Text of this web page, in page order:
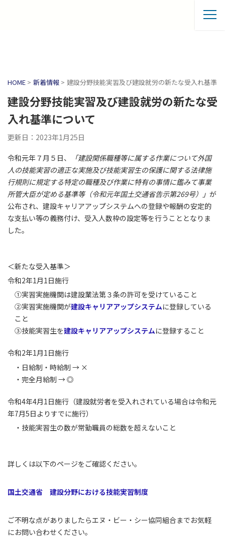
HOME > 新着情報 > 建設分野技能実習及び建設就労の新たな受入れ基準
建設分野技能実習及び建設就労の新たな受
入れ基準について
更新日：2023年1月25日
令和元年７月５日、
「建設関係職種等に属する作業について外国
人の技能実習の適正な実施及び技能実習生の保護に関する法律施
行規則に規定する特定の職種及び作業に特有の事情に鑑みて事業
所管大臣が定める基準等（令和元年国土交通省告示第269号）」 が
公布され、建設キャリアアップシステムへの登録や報酬の安定的
な支払い等の義務付け、受入人数枠の設定等を行うこととなりま
した。
＜新たな受入基準＞
令和2年1月1日施行
①実習実施機関は建設業法第３条の許可を受けていること
②実習実施機関が建設キャリアアップシステムに登録している
こと
③技能実習生を建設キャリアアップシステムに登録すること
令和2年1月1日施行
・日給制・時給制 → ×
・完全月給制 → ◎
令和4年4月1日施行（建設就労者を受入れされている場合は令和元
年7月5日よりすでに施行）
・技能実習生の数が常勤職員の総数を超えないこと
詳しくは以下のページをご確認ください。
国土交通省 建設分野における技能実習制度
ご不明な点がありましたらエヌ・ビー・シー協同組合までお気軽
にお問い合わせください。